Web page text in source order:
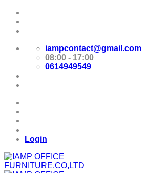
Skip
content
iampcontact@gmail.com
08:00 - 17:00
0614949549
Login